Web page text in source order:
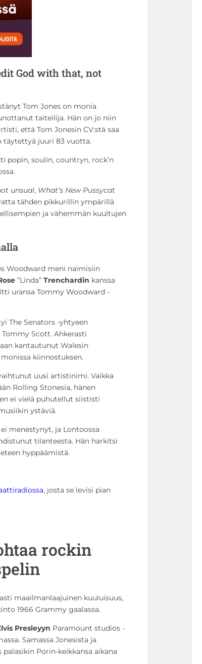
God with that, not
Tom Jones on monia
taiteilija. Hän on jo niin
että Tom Jonesin CV:stä saa
täytettyä juuri 83 vuotta.
popin, soulin, countryn, rock’n
unsual, What’s New Pussycat
tähden pikkurillin ympärillä
ja vähemmän kuultujen
Woodward meni naimisiin
”Linda”Trenchardin kanssa
uransa Tommy Woodward -
The Senators -yhtyeen
Scott. Ahkerasti
kantautunut Walesin
kiinnostuksen.
uusi artistinimi. Vaikka
Rolling Stonesia, hänen
ei vielä puhutellut siististi
ystäviä.
menestynyt, ja Lontoossa
tilanteesta. Hän harkitsi
hyppäämistä.
, josta se levisi pian
rockin
maailmanlaajuinen kuuluisuus,
1966 Grammy gaalassa.
Presleyyn Paramount studios -
Samassa Jonesista ja
Porin-keikkansa aikana